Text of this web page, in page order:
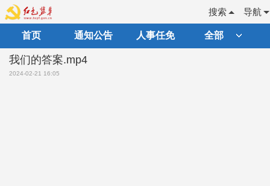
导航
搜索
首页 通知公告 人事任免 全部
我们的答案.mp4
2024-02-21 16:05